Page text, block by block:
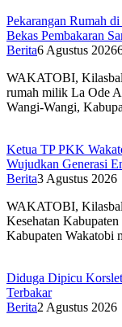
Pekarangan Rumah
Bekas Pembakaran
Berita6 Agustus 2026
WAKATOBI,
rumah milik La Ode
Wangi-Wangi,
Ketua TP PKK
Wujudkan Generasi
Berita3 Agustus 2026
WAKATOBI,
Kesehatan
Kabupaten Wakatobi
Diduga Dipicu
Terbakar
Berita2 Agustus 2026